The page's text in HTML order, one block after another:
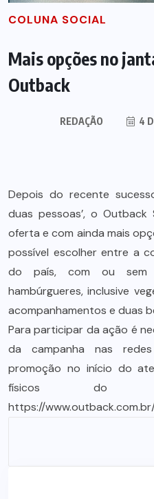
COLUNA SOCIAL
Mais opções no
Outback
REDAÇÃO 4
Depois do recente
duas pessoas’, o
oferta e com ainda mais
possível escolher entre a
do país, com ou sem
hambúrgueres, inclusive
acompanhamentos e duas
Para participar da ação é
da campanha nas
promoção no início do
físicos do
https://